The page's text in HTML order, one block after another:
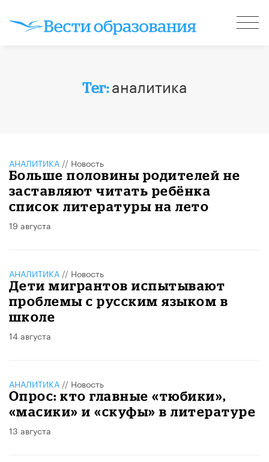
Тег:аналитика
АНАЛИТИКА // Новость
Больше половины родителей не
заставляют читать ребёнка
список литературы на лето
19 августа
АНАЛИТИКА // Новость
Дети мигрантов испытывают
проблемы с русским языком в
школе
14 августа
АНАЛИТИКА // Новость
Опрос: кто главные «тюбики»,
«масики» и «скуфы» в литературе
13 августа